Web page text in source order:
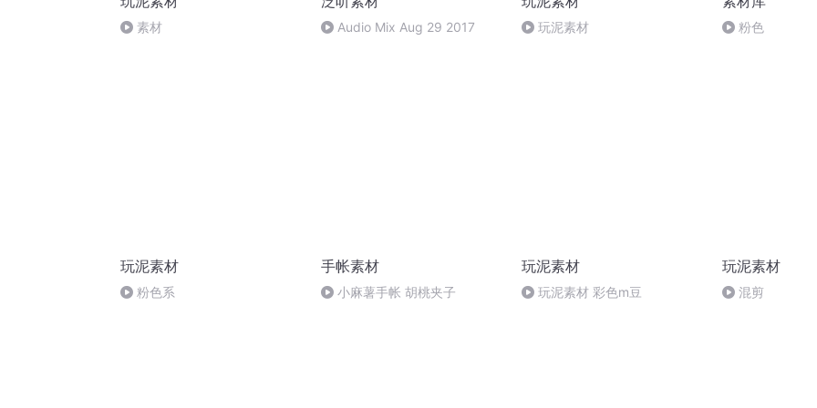
素材 Audio Mix Aug 29 2017 玩泥素材 粉色
玩泥素材
粉色系
手帐素材
小麻薯手帐 胡桃夹子
玩泥素材
玩泥素材 彩色m豆
玩泥素材
混剪